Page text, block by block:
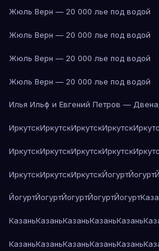
Жюль Верн — 20 000 лье под водой
Жюль Верн — 20 000 лье под водой
Жюль Верн — 20 000 лье под водой
Жюль Верн — 20 000 лье под водой
Илья Ильф и Евгений Петров —
ИркутскИркутскИркутскИркутск
ИркутскИркутскИркутскИркутск
ИркутскИркутскИркутскЙогуртЙогурт
ЙогуртЙогуртЙогуртЙогуртЙогурт
КазаньКазаньКазаньКазаньКазань
КазаньКазаньКазаньКазаньКазань